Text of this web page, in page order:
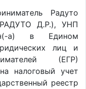
Радуто
Д.Р.), УНП
а) в Едином
лиц и
(ЕГР)
налоговый учет
реестр